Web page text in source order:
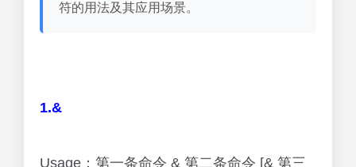
符的用法及其应用场景。
1.&
Usage：第一条命令 & 第二条命令 [& 第三